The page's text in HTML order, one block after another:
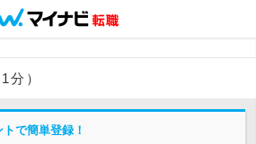
分）
で簡単登録！